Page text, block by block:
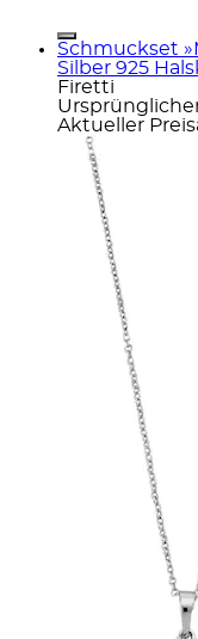
Schmuckset
Silber 925
Firetti
Aktueller Preis